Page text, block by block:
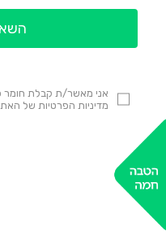
אני מאשר/ת קבלת חומר
מדיניות הפרטיות של